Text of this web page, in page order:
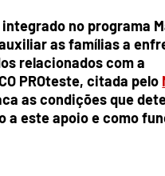
integrado no programa
as famílias a
relacionados com a
PROteste, citada pelo
as condições que
a este apoio e como